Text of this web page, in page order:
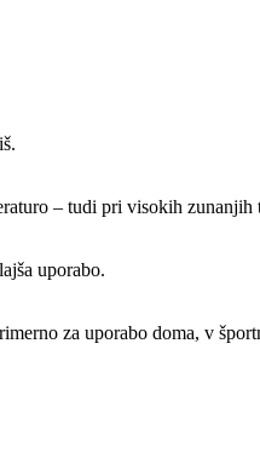
– tudi pri visokih zunanjih
uporabo.
za uporabo doma, v